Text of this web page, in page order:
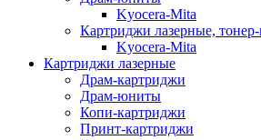
Kyocera-Mita
Картриджи лазерные,
Kyocera-Mita
Картриджи лазерные
Драм-картриджи
Драм-юниты
Копи-картриджи
Принт-картриджи